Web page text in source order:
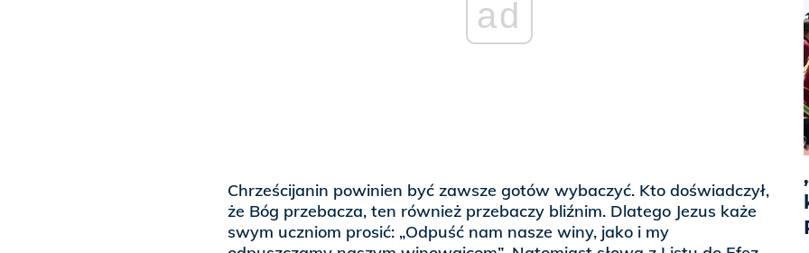
ad
Chrześcijanin powinien być zawsze gotów wybaczyć. Kto doświadczył,
że Bóg przebacza, ten również przebaczy bliźnim. Dlatego Jezus każe
swym uczniom prosić: „Odpuść nam nasze winy, jako i my